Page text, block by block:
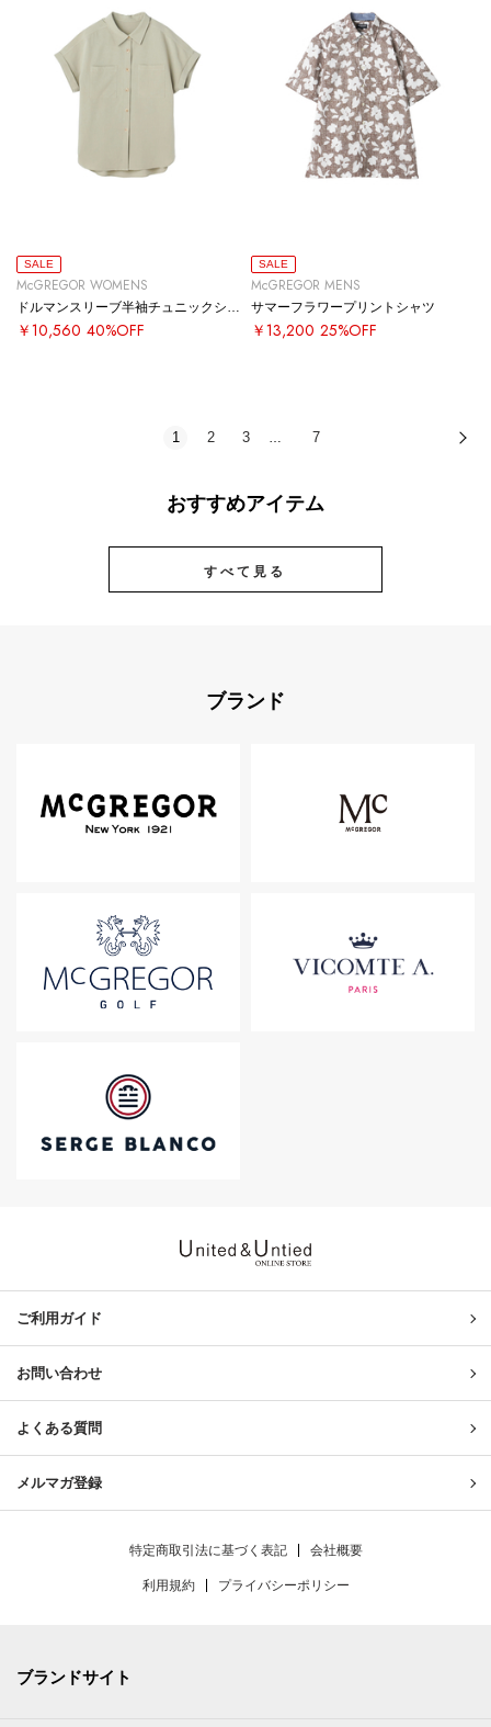
SALE
McGREGOR WOMENS
ドルマンスリーブ半袖チュニックシャツ
￥10,560 40%OFF
SALE
McGREGOR MENS
サマーフラワープリントシャツ
￥13,200 25%OFF
1 2 3 … 7
おすすめアイテム
すべて見る
ブランド
ご利用ガイド
お問い合わせ
よくある質問
メルマガ登録
特定商取引法に基づく表記 会社概要
利用規約 プライバシーポリシー
ブランドサイト